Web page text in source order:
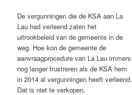
De vergunningen die de KSA aan La
Lau had verleend zaten het
uitrookbeleid van de gemeente in de
weg. Hoe kon de gemeente de
aanvraagprocedure van La Lau immers
nog langer frustreren als de KSA hem
in 2014 al vergunningen heeft verleend.
Dat is niet te verkopen.